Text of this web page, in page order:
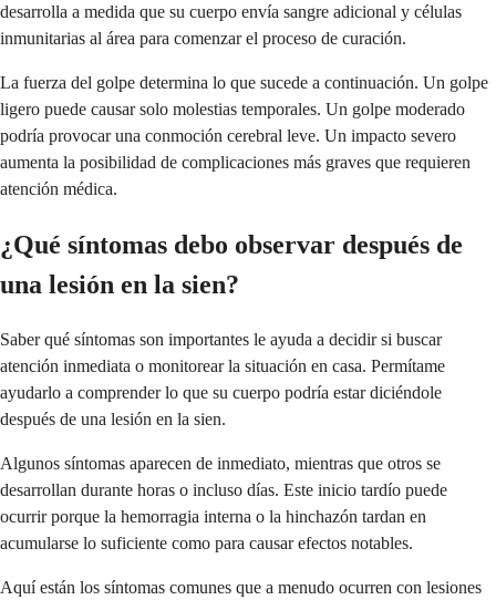
desarrolla a medida que su cuerpo envía sangre adicional y células
inmunitarias al área para comenzar el proceso de curación.
La fuerza del golpe determina lo que sucede a continuación. Un golpe
ligero puede causar solo molestias temporales. Un golpe moderado
podría provocar una conmoción cerebral leve. Un impacto severo
aumenta la posibilidad de complicaciones más graves que requieren
atención médica.
¿Qué síntomas debo observar después de
una lesión en la sien?
Saber qué síntomas son importantes le ayuda a decidir si buscar
atención inmediata o monitorear la situación en casa. Permítame
ayudarlo a comprender lo que su cuerpo podría estar diciéndole
después de una lesión en la sien.
Algunos síntomas aparecen de inmediato, mientras que otros se
desarrollan durante horas o incluso días. Este inicio tardío puede
ocurrir porque la hemorragia interna o la hinchazón tardan en
acumularse lo suficiente como para causar efectos notables.
Aquí están los síntomas comunes que a menudo ocurren con lesiones